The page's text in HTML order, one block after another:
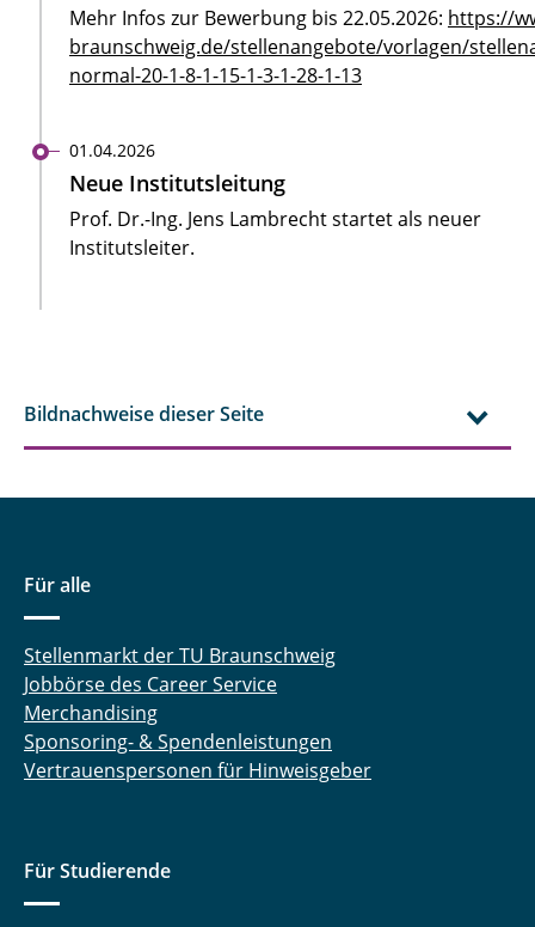
Mehr Infos zur Bewerbung bis 22.05.2026: https://
braunschweig.de/stellenangebote/vorlagen/
normal-20-1-8-1-15-1-3-1-28-1-13
01.04.2026
Neue Institutsleitung
Prof. Dr.-Ing. Jens Lambrecht startet als neuer
Institutsleiter.
Bildnachweise dieser Seite
Für alle
Stellenmarkt der TU Braunschweig
Jobbörse des Career Service
Merchandising
Sponsoring- & Spendenleistungen
Vertrauenspersonen für Hinweisgeber
Für Studierende